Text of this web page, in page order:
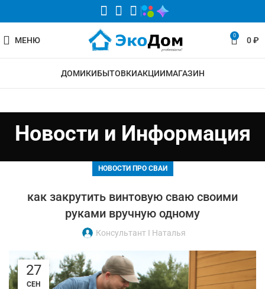
МЕНЮ 0 0₽
ДОМИКИБЫТОВКИАКЦИИМАГАЗИН
Новости и Информация
НОВОСТИ ПРО СВАИ
как закрутить винтовую сваю своими
руками вручную одному
Консультант I Наталья
27
СЕН